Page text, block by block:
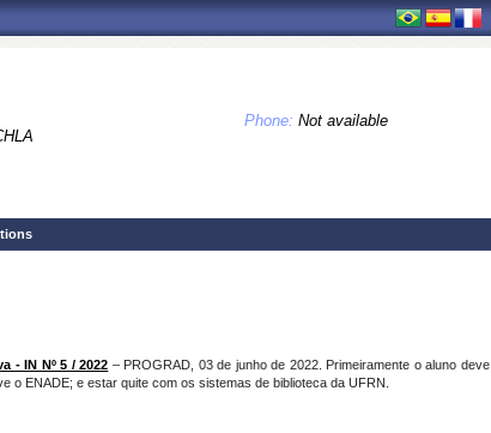
Phone: Not available
- IN Nº 5 / 2022 – PROGRAD, 03 de junho de 2022. Primeiramente o aluno deve
ENADE; e estar quite com os sistemas de biblioteca da UFRN.